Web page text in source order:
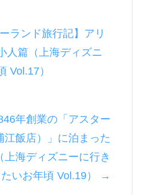
ランド旅行記】アリ
人篇（上海ディズニ
Vol.17）
年創業の「アスター
江飯店‬）」に泊まった
上海ディズニーに行き
たいお年頃 Vol.19） →